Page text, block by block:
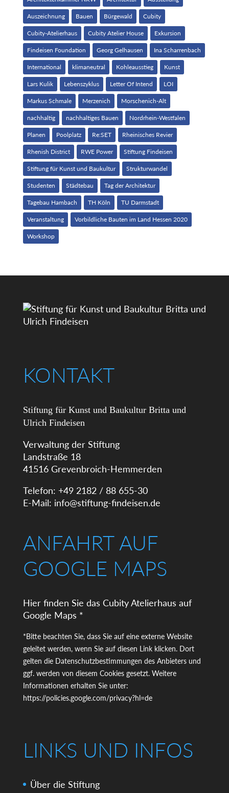
Auszeichnung Bauen Bürgewald Cubity
Cubity-Atelierhaus Cubity Atelier House Exkursion
Findeisen Foundation Georg Gelhausen Ina Scharrenbach
International klimaneutral Kohleausstieg Kunst
Lars Kulik Lebenszyklus Letter Of Intend LOI
Markus Schmale Merzenich Morschenich-Alt
nachhaltig nachhaltiges Bauen Nordrhein-Westfalen
Planen Poolplatz Re:SET Rheinisches Revier
Rhenish District RWE Power Stiftung Findeisen
Stiftung für Kunst und Baukultur Strukturwandel
Studenten Städtebau Tag der Architektur
Tagebau Hambach TH Köln TU Darmstadt
Veranstaltung Vorbildliche Bauten im Land Hessen 2020
Workshop
KONTAKT
Stiftung für Kunst und Baukultur Britta und
Ulrich Findeisen
Verwaltung der Stiftung
Landstraße 18
41516 Grevenbroich-Hemmerden
Telefon: +49 2182 / 88 655-30
E-Mail: info@stiftung-findeisen.de
ANFAHRT AUF
GOOGLE MAPS
Hier finden Sie das Cubity Atelierhaus auf
Google Maps *
*Bitte beachten Sie, dass Sie auf eine externe Website
geleitet werden, wenn Sie auf diesen Link klicken. Dort
gelten die Datenschutzbestimmungen des Anbieters und
ggf. werden von diesem Cookies gesetzt. Weitere
Informationen erhalten Sie unter:
https://policies.google.com/privacy?hl=de
LINKS UND INFOS
Über die Stiftung